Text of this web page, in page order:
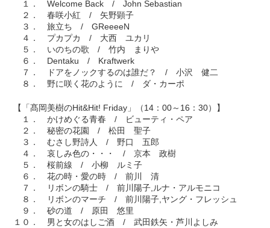
１． Welcome Back / John Sebastian
２． 春咲小紅 / 矢野顕子
３． 旅立ち / GReeeeN
４． プカプカ / 大西 ユカリ
５． いのちの歌 / 竹内 まりや
６． Dentaku / Kraftwerk
７． ドアをノックするのは誰だ？ / 小沢 健二
８． 野に咲く花のように / ダ・カーポ
【「髙岡美樹のHit&Hit! Friday」（14：00～16：30）】
１． かけめぐる青春 / ビューティ・ペア
２． 秘密の花園 / 松田 聖子
３． むさし野詩人 / 野口 五郎
４． 哀しみ色の・・・ / 京本 政樹
５． 桜前線 / 小柳 ルミ子
６． 花の時・愛の時 / 前川 清
７． リボンの騎士 / 前川陽子,ルナ・アルモニコ
８． リボンのマーチ / 前川陽子,ヤング・フレッシュ
９． 砂の道 / 原田 悠里
１０． 男と女のはしご酒 / 武田鉄矢・芦川よしみ